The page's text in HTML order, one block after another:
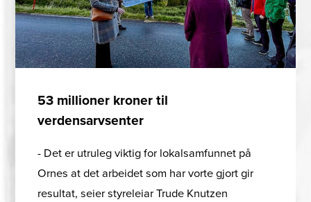
53 millioner kroner til
verdensarvsenter
- Det er utruleg viktig for lokalsamfunnet på
Ornes at det arbeidet som har vorte gjort gir
resultat, seier styreleiar Trude Knutzen